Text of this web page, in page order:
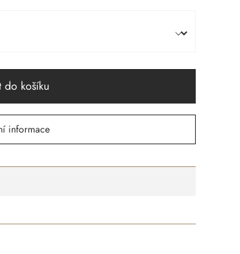
do košíku
informace